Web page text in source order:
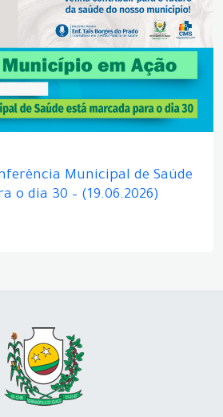
Municipal de Saúde
o dia 30 – (19.06.2026)